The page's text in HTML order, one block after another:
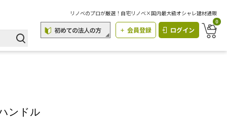
リノベのプロが厳選！自宅リノベ×国内最大級オシャレ建材通販
会員登録 ログイン
0
ンドル